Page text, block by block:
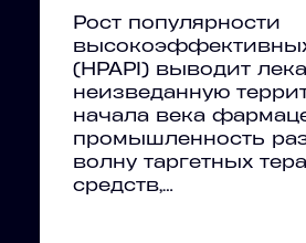
Рост популярности
(HPAPI) выводит
неизведанную
начала века
промышленность
волну таргетных
средств,…